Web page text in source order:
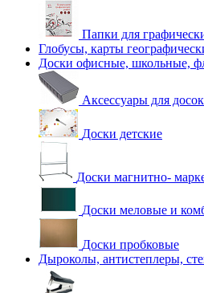
Папки для
Глобусы, карты
Доски офисные, школьные,
Аксессуары для
Доски детские
Доски магнитно-
Доски меловые и
Доски пробковые
Дыроколы, антистеплеры,